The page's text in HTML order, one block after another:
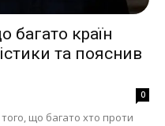
багато країн
та пояснив
0
що багато хто проти